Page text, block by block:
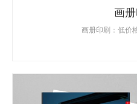
画
画册印刷：低价